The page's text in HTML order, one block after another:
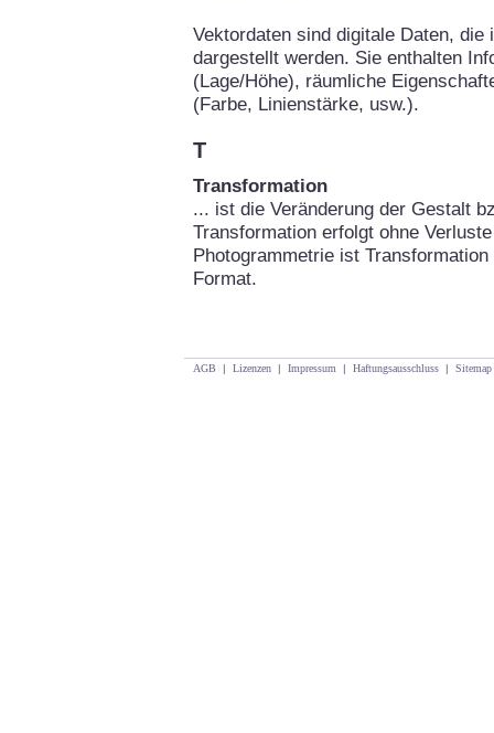
Vektordaten sind digitale Daten,
dargestellt werden. Sie enthalten
(Lage/Höhe), räumliche
(Farbe, Linienstärke, usw.).
T
Transformation
... ist die Veränderung der Gestalt
Transformation erfolgt ohne
Photogrammetrie ist
Format.
AGB | Lizenzen | Impressum | Haftungsausschluss | Sitemap